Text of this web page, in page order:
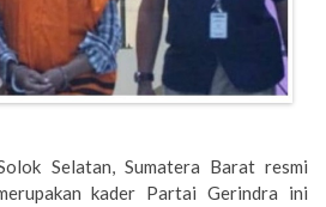
Selatan, Sumatera Barat resmi
kader Partai Gerindra ini